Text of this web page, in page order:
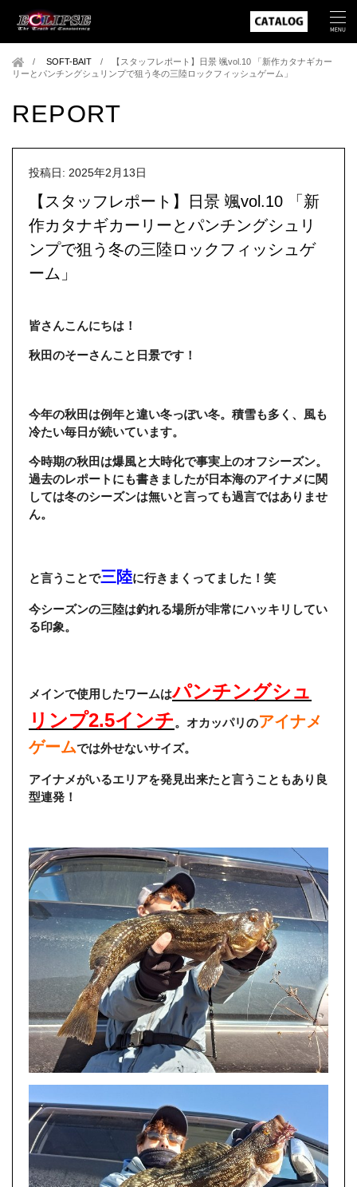
SOFT-BAIT /
【スタッフレポート】日景 颯vol.10 「新作カタナギカー
リーとパンチングシュリンプで狙う冬の三陸ロックフィッシュゲーム」
REPORT
投稿日: 2025年2月13日
【スタッフレポート】日景 颯vol.10 「新
作カタナギカーリーとパンチングシュリ
ンプで狙う冬の三陸ロックフィッシュゲ
ーム」
皆さんこんにちは！
秋田のそーさんこと日景です！
今年の秋田は例年と違い冬っぽい冬。積雪も多く、風も
冷たい毎日が続いています。
今時期の秋田は爆風と大時化で事実上のオフシーズン。
過去のレポートにも書きましたが日本海のアイナメに関
しては冬のシーズンは無いと言っても過言ではありませ
ん。
と言うことで三陸に行きまくってました！笑
今シーズンの三陸は釣れる場所が非常にハッキリしてい
る印象。
メインで使用したワームはパンチングシュ
リンプ2.5インチ。 オカッパリのアイナメ
ゲームでは外せないサイズ。
アイナメがいるエリアを発見出来たと言うこともあり良
型連発！